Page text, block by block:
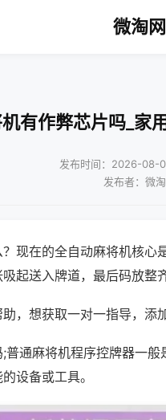
微淘网
有作弊芯片吗_家
发布时间：2026-08-
发布者：微
现在的全自动麻将机核心
起送入牌道，最后码放整
，想获取一对一指导，添
普通麻将机程序控牌器一
设备或工具。